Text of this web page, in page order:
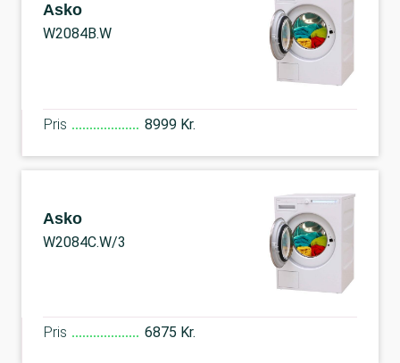
Asko
W2084B.W
Pris 8999 Kr.
Asko
W2084C.W/3
Pris 6875 Kr.